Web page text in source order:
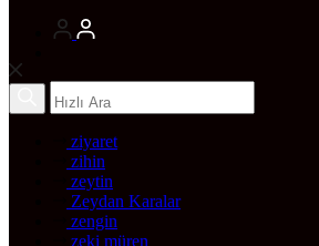
ziyaret
zihin
zeytin
Zeydan Karalar
zengin
zeki müren